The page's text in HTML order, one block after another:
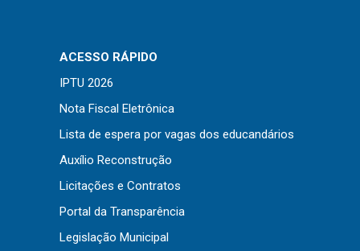
Portal da Transparência
Radar da Transparência
Cespro
Outros
Downloads
Notícias
ACESSO RÁPIDO
IPTU 2026
Nota Fiscal Eletrônica
Lista de espera por vagas dos educandários
Auxílio Reconstrução
Licitações e Contratos
Portal da Transparência
Legislação Municipal